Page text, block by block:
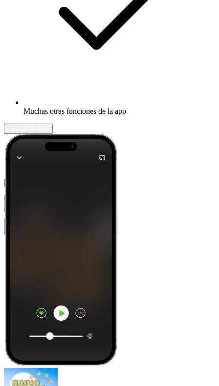
Muchas otras funciones de la app